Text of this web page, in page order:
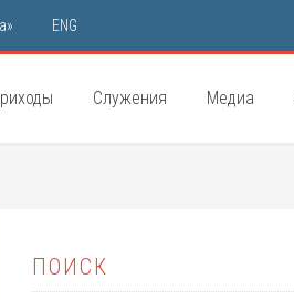
ENG
Служения Медиа
ПОИСК